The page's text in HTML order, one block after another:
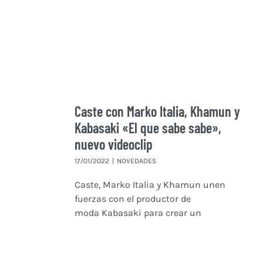
Caste con Marko Italia, Khamun y
Kabasaki «El que sabe sabe»,
nuevo videoclip
17/01/2022 | NOVEDADES
Caste, Marko Italia y Khamun unen
fuerzas con el productor de
moda Kabasaki para crear un